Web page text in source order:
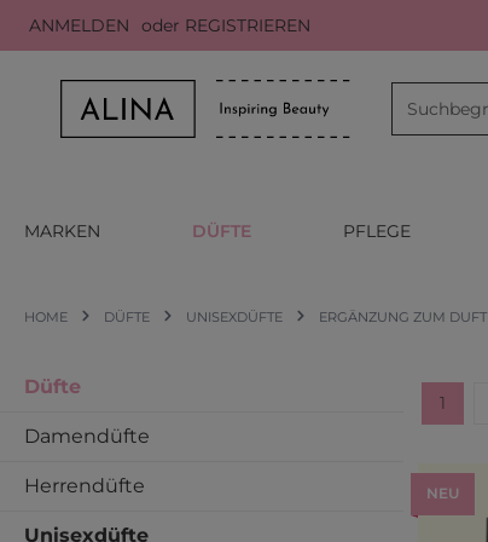
Hauptinhalt springen
Zur Suche springen
Zur Hauptnavigation springen
ANMELDEN oder REGISTRIEREN
MARKEN DÜFTE PFLEGE
HOME DÜFTE UNISEXDÜFTE ERGÄNZUNG ZUM DUFT
Düfte
Damendüfte
Herrendüfte
Unisexdüfte
Seite
1
NEU